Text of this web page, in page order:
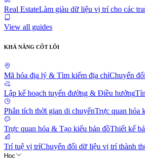
Real EstateLàm giàu dữ liệu vị trí cho các
View all guides
KHẢ NĂNG CỐT LÕI
Mã hóa địa lý & Tìm kiếm địa chỉChuyển
Lập kế hoạch tuyến đường & Điều hướng
Phân tích thời gian di chuyểnTrực quan hóa
Trực quan hóa & Tạo kiểu bản đồThiết kế
Trí tuệ vị tríChuyển đổi dữ liệu vị trí thành
Học